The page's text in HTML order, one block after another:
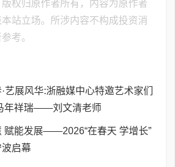
权归原作者所有，内容为原作者
站立场。所涉内容不构成投资消
考。
艺展风华:浙融媒中心特邀艺术家们
年祥瑞——刘文清老师
赋能发展——2026“在春天 学增长”
启幕